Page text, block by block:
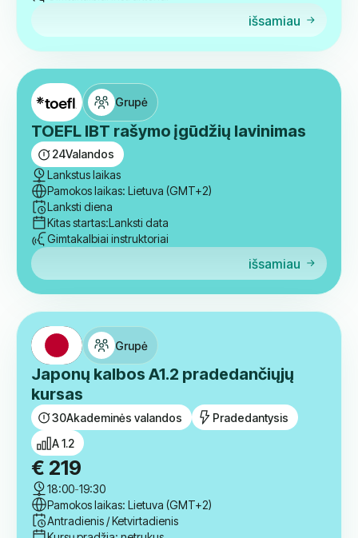
Privatus
TOEFL PBT/IBT įvertinimas prieš kursą
15Protokolas
Lankstus laikas
Pamokos laikas: Lietuva (GMT+2)
Lanksti diena
Kitas startas:Lanksti data
Gimtakalbiai instruktoriai
Grupė
24Valandos
Lankstus laikas
Pamokos laikas: Lietuva (GMT+2)
Lanksti diena
Kitas startas:
Gimtakalbiai instruktoriai
Grupė